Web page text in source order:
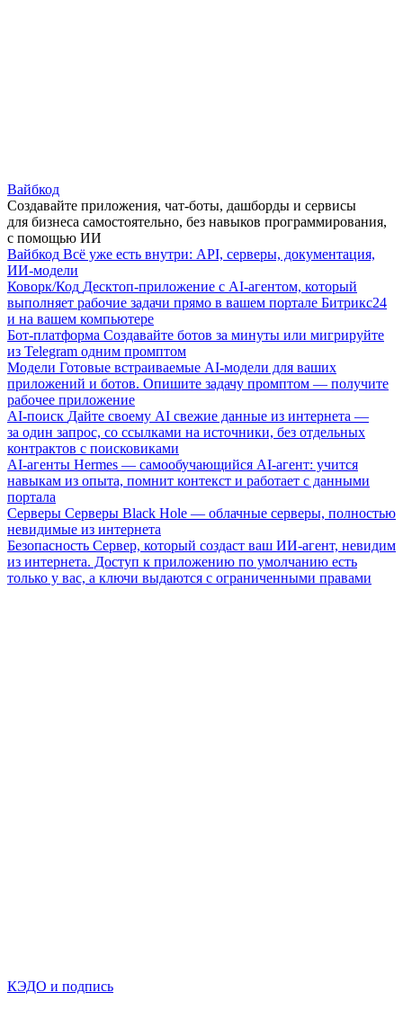
Вайбкод
Создавайте приложения, чат-боты, дашборды и сервисы
для бизнеса самостоятельно, без навыков программирования,
с помощью ИИ
Вайбкод Всё уже есть внутри: API, серверы, документация,
ИИ-модели
Коворк/Код Десктоп-приложение с AI-агентом, который
выполняет рабочие задачи прямо в вашем портале Битрикс24
и на вашем компьютере
Бот-платформа Создавайте ботов за минуты или мигрируйте
из Telegram одним промптом
Модели Готовые встраиваемые AI-модели для ваших
приложений и ботов. Опишите задачу промптом — получите
рабочее приложение
AI-поиск Дайте своему AI свежие данные из интернета —
за один запрос, со ссылками на источники, без отдельных
контрактов с поисковиками
AI-агенты Hermes — самообучающийся AI-агент: учится
навыкам из опыта, помнит контекст и работает с данными
портала
Серверы Серверы Black Hole — облачные серверы, полностью
невидимые из интернета
Безопасность Сервер, который создаст ваш ИИ-агент, невидим
из интернета. Доступ к приложению по умолчанию есть
только у вас, а ключи выдаются с ограниченными правами
КЭДО и подпись